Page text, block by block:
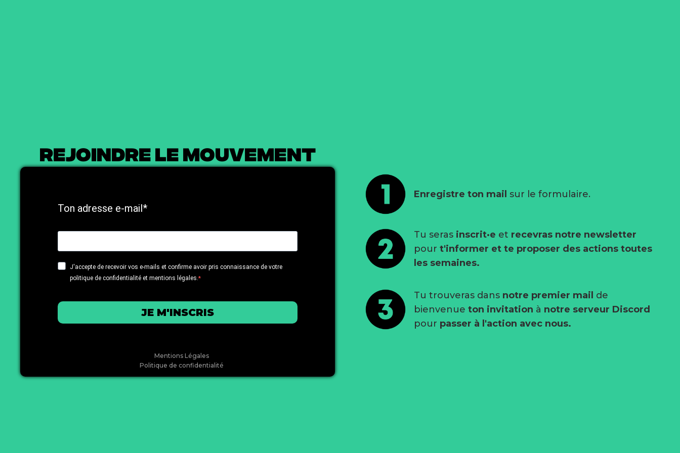
REJOINDRE LE MOUVEMENT
Ton adresse e-mail*
J'accepte de recevoir vos e-mails et confirme avoir pris connaissance de votre
politique de confidentialité et mentions légales.
JE M'INSCRIS
Mentions Légales
Politique de confidentialité
Enregistre ton mail sur le formulaire.
Tu seras inscrit·e et recevras notre newsletter
pour t'informer et te proposer des actions toutes
les semaines.
Tu trouveras dans notre premier mail de
bienvenue ton invitation à notre serveur Discord
pour passer à l'action avec nous.